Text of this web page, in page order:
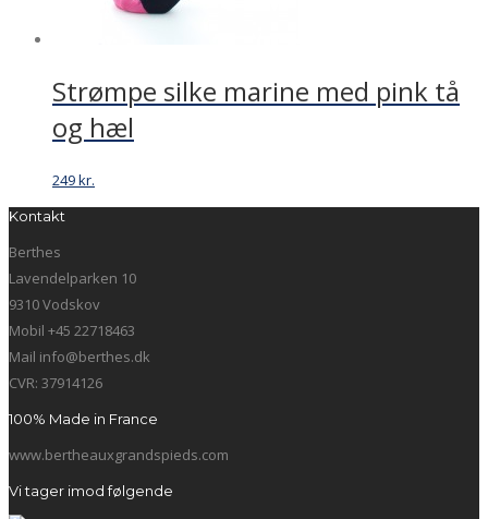
Strømpe silke marine med pink tå
og hæl
249kr.
Kontakt
Berthes
Lavendelparken 10
9310 Vodskov
Mobil +45 22718463
Mail info@berthes.dk
CVR: 37914126
100% Made in France
www.bertheauxgrandspieds.com
Vi tager imod følgende